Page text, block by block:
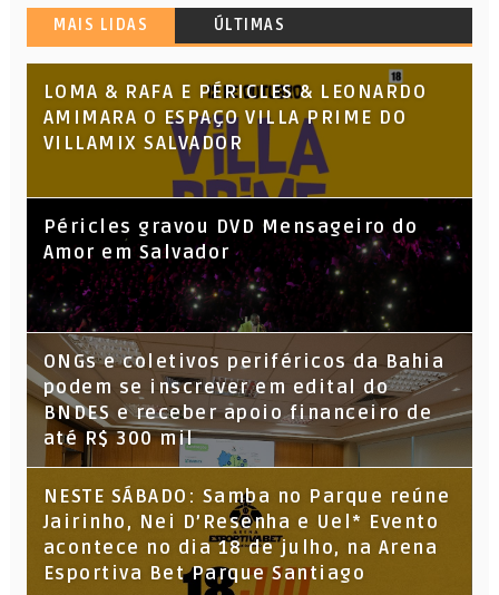
MAIS LIDAS ÚLTIMAS
LOMA & RAFA E PÉRICLES & LEONARDO
AMIMARA O ESPAÇO VILLA PRIME DO
VILLAMIX SALVADOR
Péricles gravou DVD Mensageiro do
Amor em Salvador
ONGs e coletivos periféricos da Bahia
podem se inscrever em edital do
BNDES e receber apoio financeiro de
até R$ 300 mil
NESTE SÁBADO: Samba no Parque reúne
Jairinho, Nei D’Resenha e Uel* Evento
acontece no dia 18 de julho, na Arena
Esportiva Bet Parque Santiago